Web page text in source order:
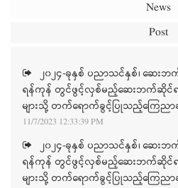
News
Post
၂၀၂၄-ခုနှစ် ပညာသင်နှစ်၊ ဆေ
ရန်ကုန် တွင်ဖွင့်လှစ်မည့်ဆေးဘက်ဆိုင်
များသို့ တက်ရောက်ခွင့်ပြုသည့်ကြေညာ
11/7/2023 12:33:39 PM
၂၀၂၄-ခုနှစ် ပညာသင်နှစ်၊ ဆေ
ရန်ကုန် တွင်ဖွင့်လှစ်မည့်ဆေးဘက်ဆိုင်
များသို့ တက်ရောက်ခွင့်ပြုသည့်ကြေညာ